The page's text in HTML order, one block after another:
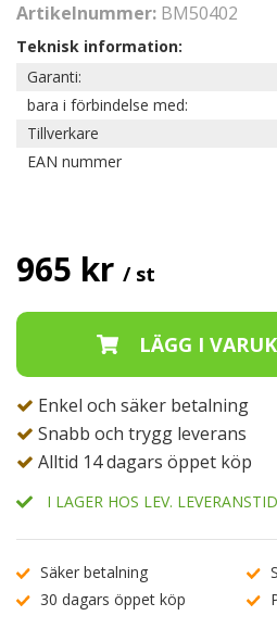
Artikelnummer: BM50402
Teknisk information:
Garanti:
bara i förbindelse med:
Tillverkare
EAN nummer
965 kr / st
Enkel och säker betalning
Snabb och trygg leverans
Alltid 14 dagars öppet köp
I LAGER HOS LEV.
Säker betalning
30 dagars öppet köp